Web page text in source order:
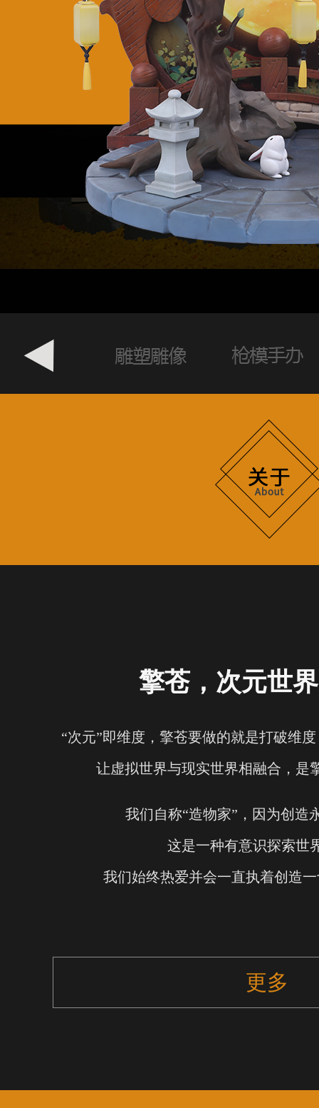
擎苍，次元世
“次元”即维度，擎苍要做的就是打破维
让虚拟世界与现实世界相融合，是
我们自称“造物家”，因为创造
这是一种有意识探索世
我们始终热爱并会一直执着创造
更多